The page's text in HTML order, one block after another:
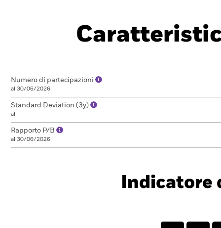
Numero di partecipazioni
al 30/06/2026
Standard Deviation (3y)
al -
Rapporto P/B
al 30/06/2026
Indicatore